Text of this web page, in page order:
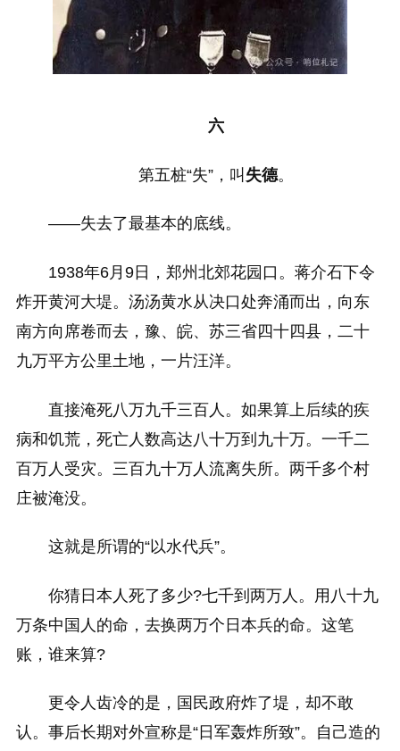
六
第五桩“失”，叫 失德。
——失去了最基本的底线。
1938年6月9日，郑州北郊花园口。蒋介石下令
炸开黄河大堤。汤汤黄水从决口处奔涌而出，向东
南方向席卷而去，豫、皖、苏三省四十四县，二十
九万平方公里土地，一片汪洋。
直接淹死八万九千三百人。如果算上后续的疾
病和饥荒，死亡人数高达八十万到九十万。一千二
百万人受灾。三百九十万人流离失所。两千多个村
庄被淹没。
这就是所谓的“以水代兵”。
你猜日本人死了多少?七千到两万人。用八十九
万条中国人的命，去换两万个日本兵的命。这笔
账，谁来算?
更令人齿冷的是，国民政府炸了堤，却不敢
认。事后长期对外宣称是“日军轰炸所致”。自己造的